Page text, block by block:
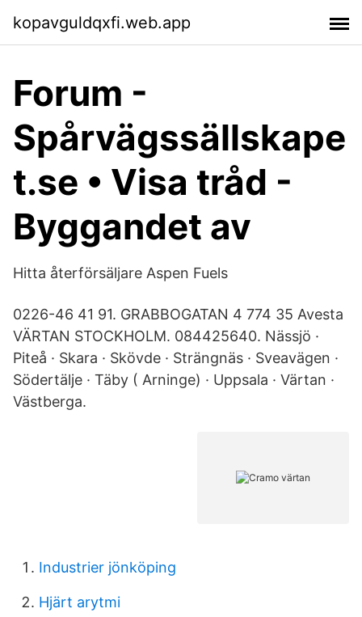
kopavguldqxfi.web.app
Forum -
Spårvägssällskape
t.se • Visa tråd -
Byggandet av
Hitta återförsäljare Aspen Fuels
0226-46 41 91. GRABBOGATAN 4 774 35 Avesta
VÄRTAN STOCKHOLM. 084425640. Nässjö ·
Piteå · Skara · Skövde · Strängnäs · Sveavägen ·
Södertälje · Täby ( Arninge) · Uppsala · Värtan ·
Västberga.
Industrier jönköping
Hjärt arytmi